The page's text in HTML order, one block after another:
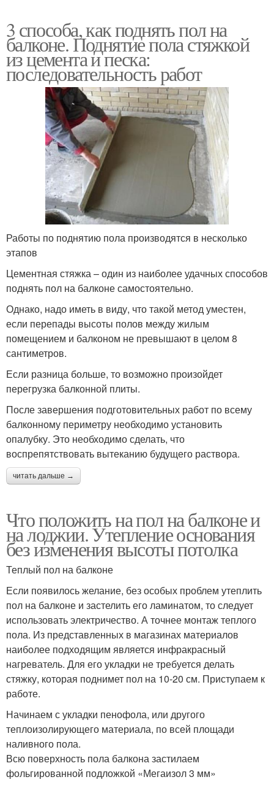
3 способа, как поднять пол на
балконе. Поднятие пола стяжкой
из цемента и песка:
последовательность работ
Работы по поднятию пола производятся в несколько
этапов
Цементная стяжка – один из наиболее удачных способов
поднять пол на балконе самостоятельно.
Однако, надо иметь в виду, что такой метод уместен,
если перепады высоты полов между жилым
помещением и балконом не превышают в целом 8
сантиметров.
Если разница больше, то возможно произойдет
перегрузка балконной плиты.
После завершения подготовительных работ по всему
балконному периметру необходимо установить
опалубку. Это необходимо сделать, что
воспрепятствовать вытеканию будущего раствора.
читать дальше →
Что положить на пол на балконе и
на лоджии. Утепление основания
без изменения высоты потолка
Теплый пол на балконе
Если появилось желание, без особых проблем утеплить
пол на балконе и застелить его ламинатом, то следует
использовать электричество. А точнее монтаж теплого
пола. Из представленных в магазинах материалов
наиболее подходящим является инфракрасный
нагреватель. Для его укладки не требуется делать
стяжку, которая поднимет пол на 10-20 см. Приступаем к
работе.
Начинаем с укладки пенофола, или другого
теплоизолирующего материала, по всей площади
наливного пола.
Всю поверхность пола балкона застилаем
фольгированной подложкой «Мегаизол 3 мм»